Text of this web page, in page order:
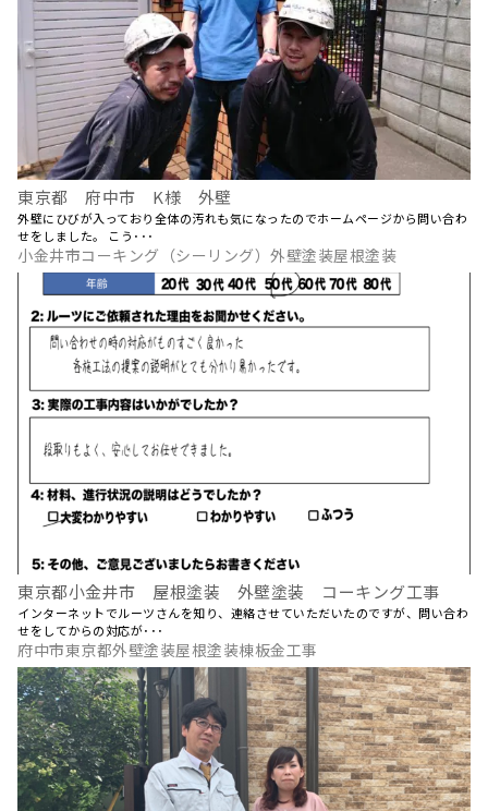
東京都 府中市 K様 外壁
外壁にひびが入っており全体の汚れも気になったのでホームページから問い合わ
せをしました。 こう･･･
小金井市コーキング（シーリング）外壁塗装屋根塗装
東京都小金井市 屋根塗装 外壁塗装 コーキング工事
インターネットでルーツさんを知り、連絡させていただいたのですが、問い合わ
せをしてからの対応が･･･
府中市東京都外壁塗装屋根塗装棟板金工事